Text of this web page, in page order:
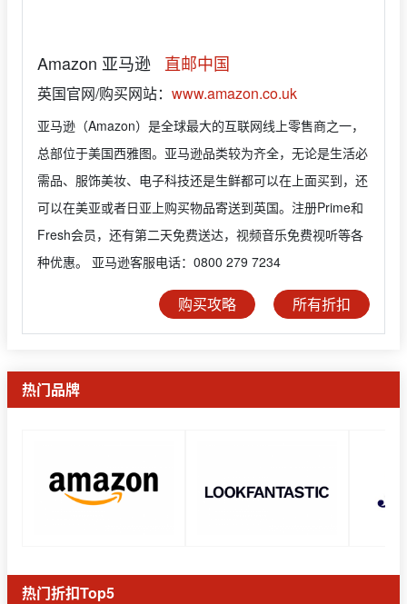
Amazon 亚马逊 直邮中国
英国官网/购买网站： www.amazon.co.uk
亚马逊（Amazon）是全球最大的互联网线上零售商之一，
总部位于美国西雅图。亚马逊品类较为齐全，无论是生活必
需品、服饰美妆、电子科技还是生鲜都可以在上面买到，还
可以在美亚或者日亚上购买物品寄送到英国。注册Prime和
Fresh会员，还有第二天免费送达，视频音乐免费视听等各
种优惠。 亚马逊客服电话：0800 279 7234
购买攻略 所有折扣
热门品牌
热门折扣Top5